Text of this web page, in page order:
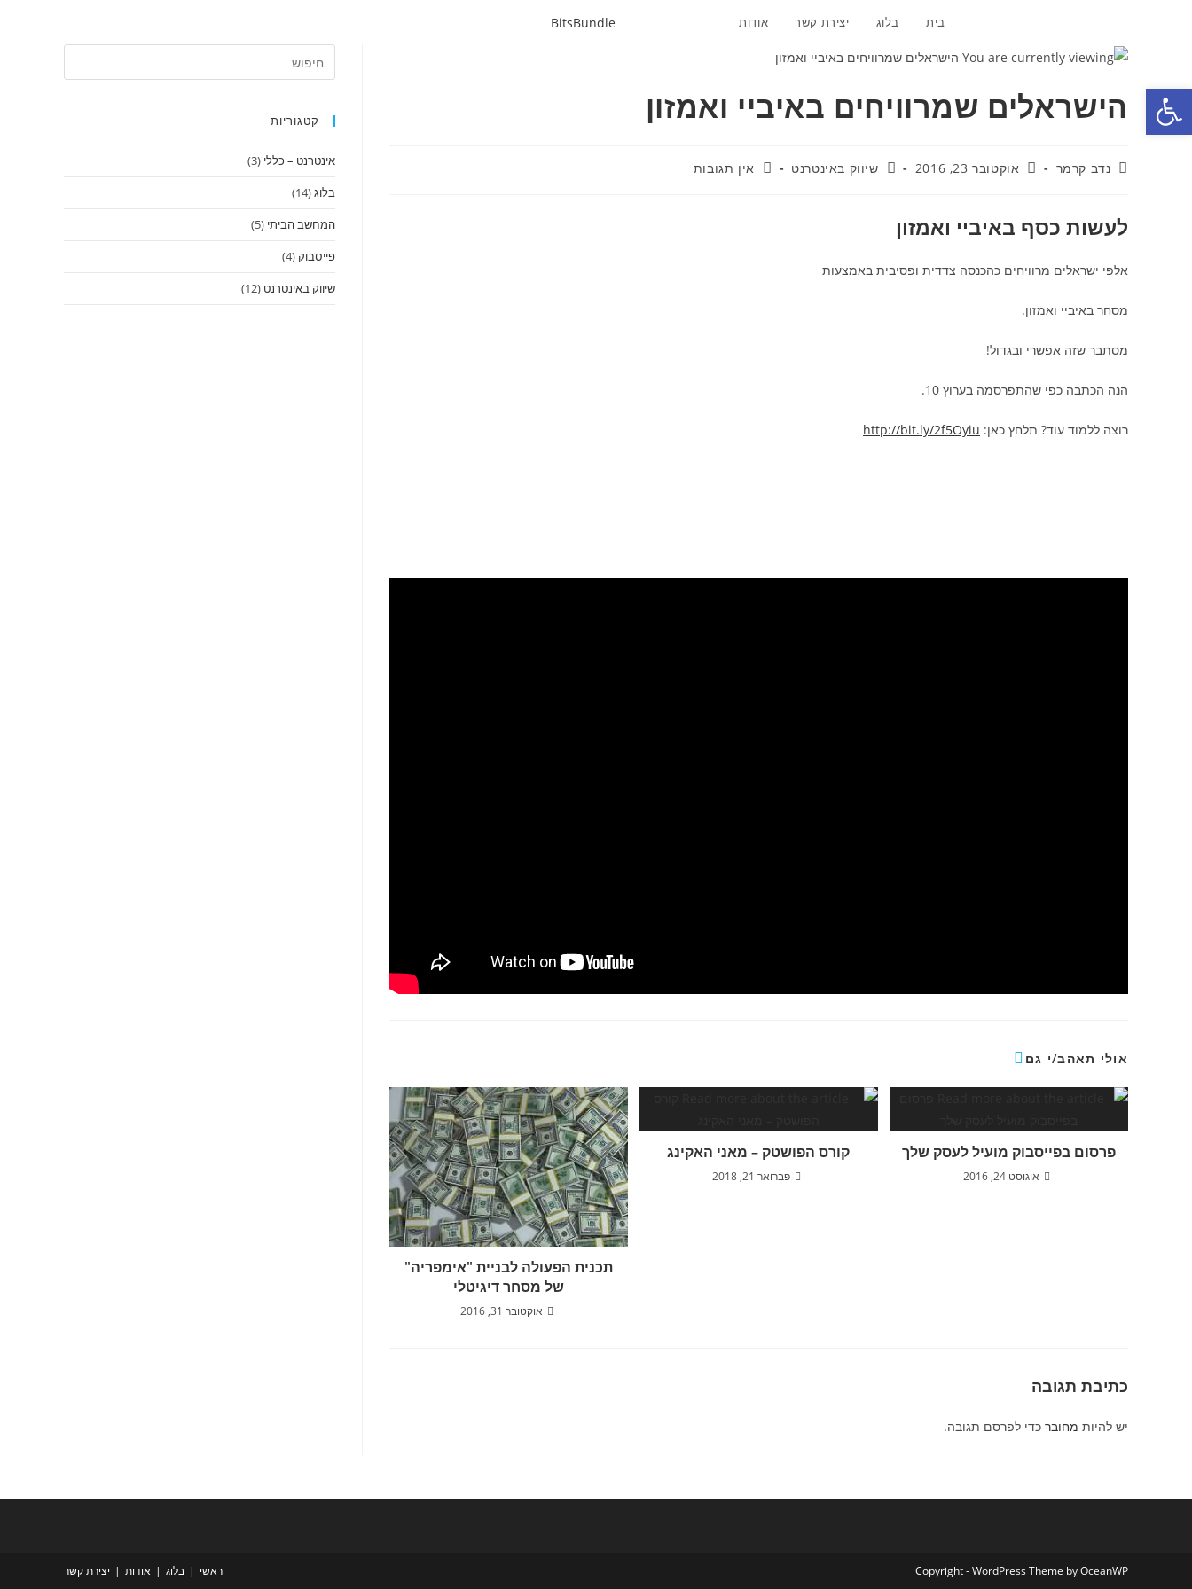
פתח סרגל נגישות
בית בלוג יצירת קשר אודות BitsBundle
הישראלים שמרוויחים באיביי ואמזון
מחבר:
נדב קרמר פורסם:
אוקטובר 23, 2016 קטגוריה:
שיווק באינטרנט תגובות:
אין תגובות
לעשות כסף באיביי ואמזון
אלפי ישראלים מרוויחים כהכנסה צדדית ופסיבית באמצעות
מסחר באיביי ואמזון.
מסתבר שזה אפשרי ובגדול!
הנה הכתבה כפי שהתפרסמה בערוץ 10.
רוצה ללמוד עוד? תלחץ כאן: http://bit.ly/2f5Oyiu
אולי תאהב/י גם
תכנית הפעולה לבניית "אימפריה"
של מסחר דיגיטלי
אוקטובר 31, 2016
קורס הפושטק – מאני האקינג
פברואר 21, 2018
פרסום בפייסבוק מועיל לעסק שלך
אוגוסט 24, 2016
כתיבת תגובה
יש להיות מחובר כדי לפרסם תגובה.
קטגוריות
אינטרנט – כללי (3)
בלוג(14)
המחשב הביתי (5)
פייסבוק(4)
שיווק באינטרנט (12)
ראשי בלוג אודות יצירת קשר Copyright - WordPress Theme by OceanWP